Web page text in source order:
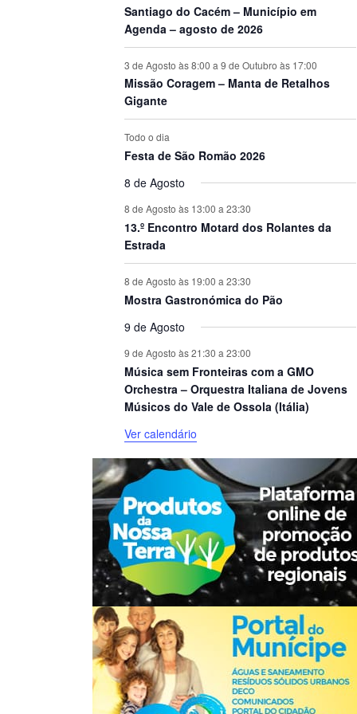
Santiago do Cacém – Município em
Agenda – agosto de 2026
3 de Agosto às 8:00 a 9 de Outubro às 17:00
Missão Coragem – Manta de Retalhos
Gigante
Todo o dia
Festa de São Romão 2026
8 de Agosto
8 de Agosto às 13:00 a 23:30
13.º Encontro Motard dos Rolantes da
Estrada
8 de Agosto às 19:00 a 23:30
Mostra Gastronómica do Pão
9 de Agosto
9 de Agosto às 21:30 a 23:00
Música sem Fronteiras com a GMO
Orchestra – Orquestra Italiana de Jovens
Músicos do Vale de Ossola (Itália)
Ver calendário